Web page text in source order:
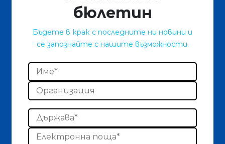
бюлетин
Бъдете в крак с последните ни новини и
се запознайте с нашите възможности.